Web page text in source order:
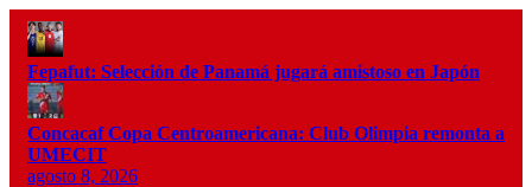
Fepafut: Selección de Panamá jugará amistoso en Japón
Concacaf Copa Centroamericana: Club Olimpia remonta a
UMECIT
agosto 8, 2026